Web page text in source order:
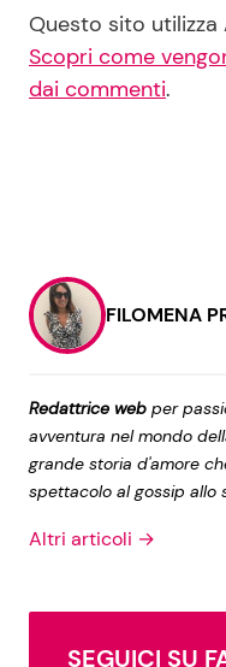
Questo sito
Scopri come
dai commenti.
FILOMENA
Redattrice web per
avventura nel mondo
grande storia d'amore
spettacolo al gossip
Altri articoli →
SEGUICI SU